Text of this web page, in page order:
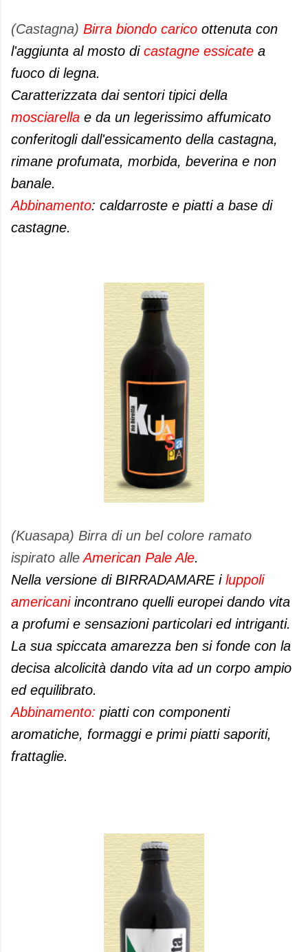
(Castagna) Birra biondo carico ottenuta con
l'aggiunta al mosto di castagne essicate a
fuoco di legna.
Caratterizzata dai sentori tipici della
mosciarella e da un legerissimo affumicato
conferitogli dall'essicamento della castagna,
rimane profumata, morbida, beverina e non
banale.
Abbinamento: caldarroste e piatti a base di
castagne.
(Kuasapa) Birra di un bel colore ramato
ispirato alleAmerican Pale Ale.
Nella versione di BIRRADAMARE i luppoli
americani incontrano quelli europei dando vita
a profumi e sensazioni particolari ed intriganti.
La sua spiccata amarezza ben si fonde con la
decisa alcolicità dando vita ad un corpo ampio
ed equilibrato.
Abbinamento: piatti con componenti
aromatiche, formaggi e primi piatti saporiti,
frattaglie.